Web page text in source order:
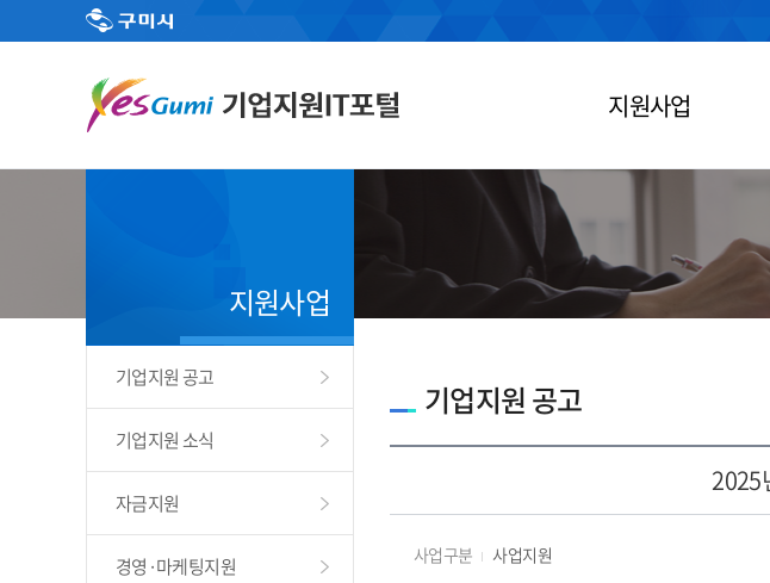
지원사업
지원사업
기업지원 공고
기업지원 소식
자금지원
경영·마케팅지원
기업지원 공고
2025
사업구분 사업지원